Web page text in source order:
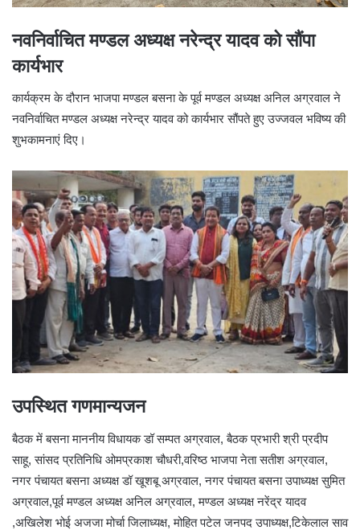
नवनिर्वाचित मण्डल अध्यक्ष नरेन्द्र यादव को सौंपा
कार्यभार
कार्यक्रम के दौरान भाजपा मण्डल बसना के पूर्व मण्डल अध्यक्ष अनिल अग्रवाल ने
नवनिर्वाचित मण्डल अध्यक्ष नरेन्द्र यादव को कार्यभार सौंपते हुए उज्जवल भविष्य की
शुभकामनाएं दिए।
उपस्थित गणमान्यजन
बैठक में बसना माननीय विधायक डॉ सम्पत अग्रवाल, बैठक प्रभारी श्री प्रदीप
साहू, सांसद प्रतिनिधि ओमप्रकाश चौधरी,वरिष्ठ भाजपा नेता सतीश अग्रवाल,
नगर पंचायत बसना अध्यक्ष डॉ खूशबू अग्रवाल, नगर पंचायत बसना उपाध्यक्ष सुमित
अग्रवाल,पूर्व मण्डल अध्यक्ष अनिल अग्रवाल, मण्डल अध्यक्ष नरेंद्र यादव
,अखिलेश भोई अजजा मोर्चा जिलाध्यक्ष, मोहित पटेल जनपद उपाध्यक्ष,टिकेलाल साव